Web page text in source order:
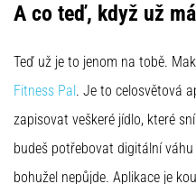
A co teď, když už
Teď už je to jenom na tobě.
Fitness Pal . Je to celosvětová
zapisovat veškeré jídlo, které
budeš potřebovat digitální
bohužel nepůjde. Aplikace je